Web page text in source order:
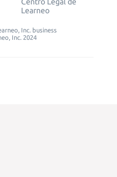
Learneo
Inc. business
Inc. 2024